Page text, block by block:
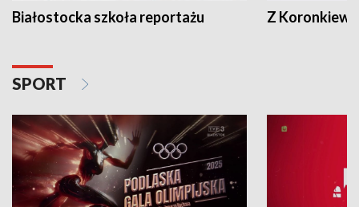
Białostocka szkoła reportażu Z
SPORT